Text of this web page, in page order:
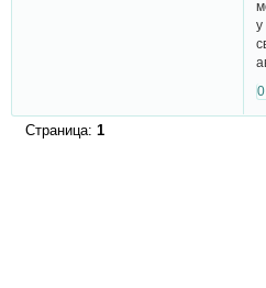
у
0
Страница: 1